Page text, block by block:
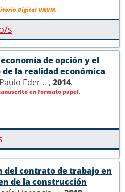
Digital UNVM.
s
de opción y el
la realidad económica
Eder .- , 2014.
en formato papel.
del contrato de trabajo en
de la construcción